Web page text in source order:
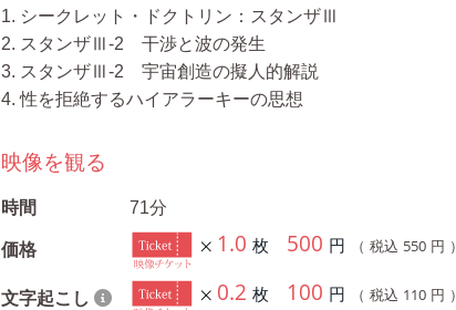
1. シークレット・ドクトリン：スタンザⅢ
2. スタンザⅢ-2 干渉と波の発生
3. スタンザⅢ-2 宇宙創造の擬人的解説
4. 性を拒絶するハイアラーキーの思想
映像を観る
時間 71分
価格 1.0 枚 500 円 （ 税込 550円 ）
文字起こし 0.2 枚 100 円 （ 税込 110円 ）